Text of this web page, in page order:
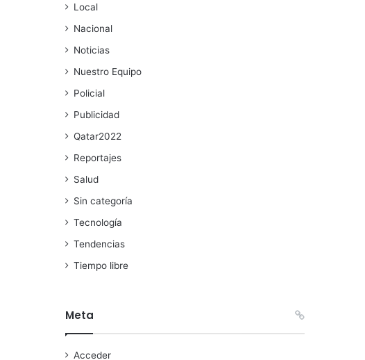
Local
Nacional
Noticias
Nuestro Equipo
Policial
Publicidad
Qatar2022
Reportajes
Salud
Sin categoría
Tecnología
Tendencias
Tiempo libre
Meta
Acceder